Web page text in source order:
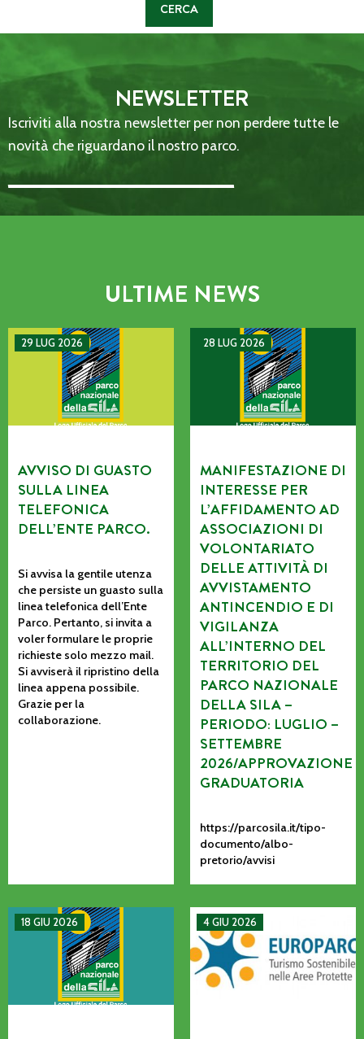
NEWSLETTER
Iscriviti alla nostra newsletter per non perdere tutte le
novità che riguardano il nostro parco.
Email Address::: (required)
ULTIME NEWS
29 LUG 2026
AVVISO DI GUASTO SULLA LINEA TELEFONICA DELL’ENTE
AVVISO DI GUASTO
SULLA LINEA
TELEFONICA
DELL’ENTE PARCO.
Si avvisa la gentile utenza
che persiste un guasto sulla
linea telefonica dell’Ente
Parco. Pertanto, si invita a
voler formulare le proprie
richieste solo mezzo mail.
Si avviserà il ripristino della
linea appena possibile.
Grazie per la
collaborazione.
28 LUG 2026
MANIFESTAZIONE DI
MANIFESTAZIONE DI
INTERESSE PER
L’AFFIDAMENTO AD
ASSOCIAZIONI DI
VOLONTARIATO
DELLE ATTIVITÀ DI
AVVISTAMENTO
ANTINCENDIO E DI
VIGILANZA
ALL’INTERNO DEL
TERRITORIO DEL
PARCO NAZIONALE
DELLA SILA –
PERIODO: LUGLIO –
SETTEMBRE
2026/APPROVAZIONE
GRADUATORIA
https://parcosila.it/tipo-
documento/albo-
pretorio/avvisi
18 GIU 2026
MANIFESTAZIONE DI INTERESSE PER L’AFFIDAMENTO
4 GIU 2026
La CETS come processo